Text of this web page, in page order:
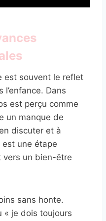
est souvent le reflet
l’enfance. Dans
est perçu comme
un manque de
discuter et à
est une étape
vers un bien-être
sans honte.
« je dois toujours